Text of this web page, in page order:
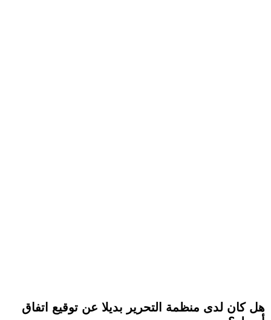
هل كان لدى منظمة التحرير بديلا عن توقيع اتفاق